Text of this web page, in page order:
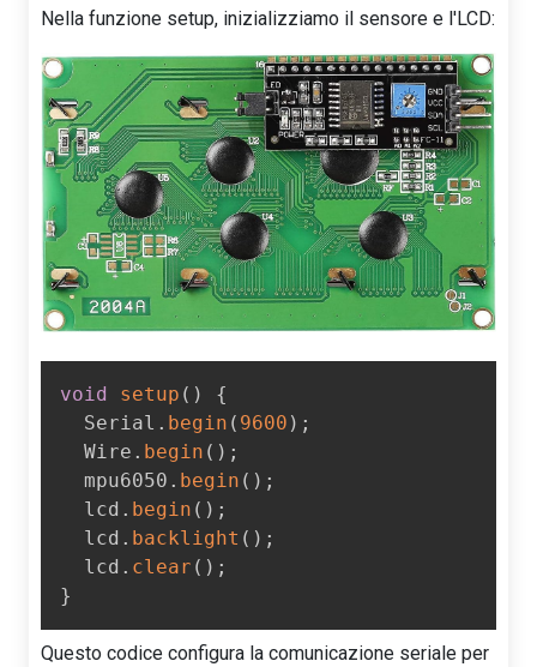
Nella funzione setup, inizializziamo il sensore e l'LCD:
void setup ( )
{
  Serial
. begin ( 9600 ) ;
  Wire
. begin ( ) ;
  mpu6050
. begin ( ) ;
  lcd
. begin ( ) ;
  lcd
. backlight ( ) ;
  lcd
. clear ( ) ;
}
Questo codice configura la comunicazione seriale per